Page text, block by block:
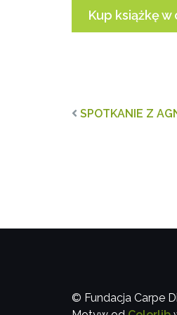
Kup książkę
SPOTKANIE Z
© Fundacja Carpe